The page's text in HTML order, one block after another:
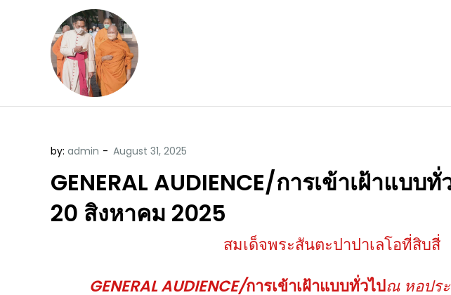
by: admin
GENERAL AUDIENCE/การเข้าเฝ้าแบบ
20 สิงหาคม 2025
สมเด็จพระสันตะปาปาเลโอที่สิบสี่
GENERAL AUDIENCE/การเข้าเฝ้าแบบทั่วไปณ หอปร